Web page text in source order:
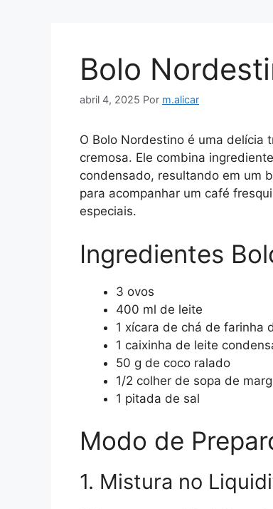
Bolo
abril 4, 2025 Por m.alicar
O Bolo Nordestino é uma delícia
cremosa. Ele combina
condensado, resultando em um
para acompanhar um café
especiais.
Ingredientes
3 ovos
400 ml de leite
1 xícara de chá de farinha
1 caixinha de leite
50 g de coco ralado
1/2 colher de sopa de
1 pitada de sal
Modo de
1. Mistura no